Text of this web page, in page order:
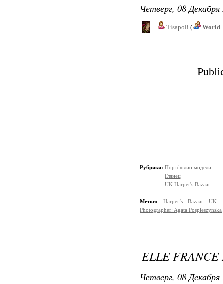
Четверг, 08
Tisapoli (
Рубрики: Портфолио модели
Глянец
UK Harper's Bazaar
Метки:
Harper’s Bazaar UK
Photographer: Agata Pospieszynska
ELLE
Четверг, 08